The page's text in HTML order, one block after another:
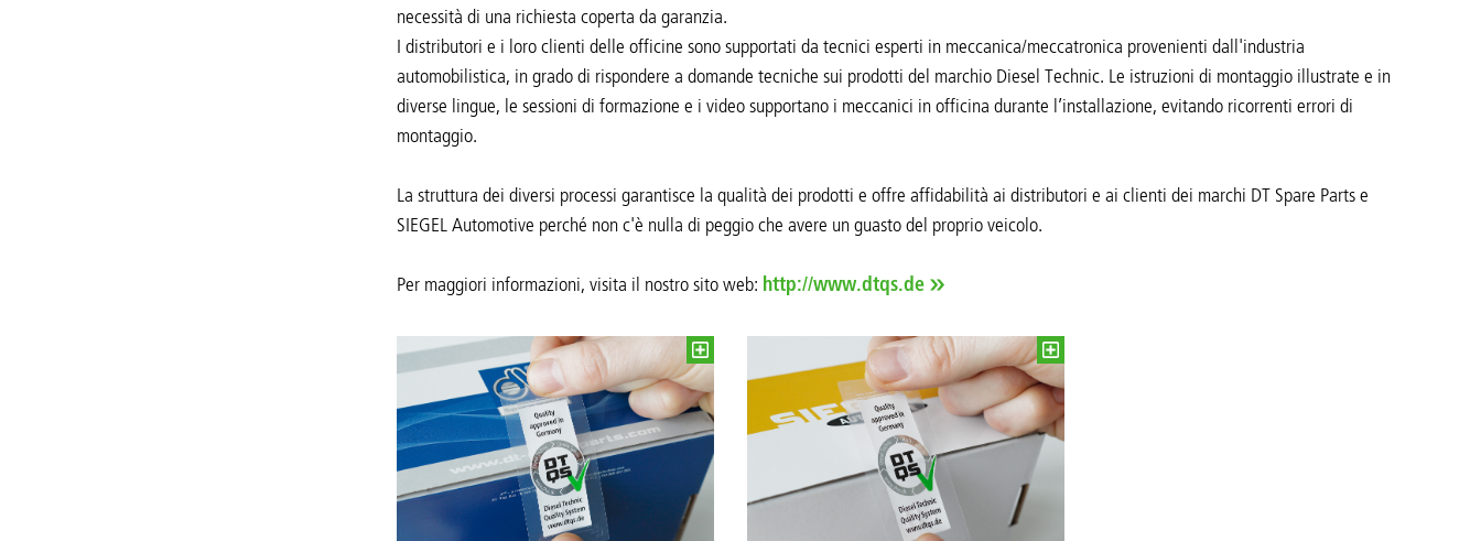
necessità di una richiesta coperta da garanzia.
I distributori e i loro clienti delle officine sono supportati da tecnici esperti in meccanica/meccatronica provenienti dall'industria
automobilistica, in grado di rispondere a domande tecniche sui prodotti del marchio Diesel Technic. Le istruzioni di montaggio illustrate e in
diverse lingue, le sessioni di formazione e i video supportano i meccanici in officina durante l’installazione, evitando ricorrenti errori di
montaggio.
La struttura dei diversi processi garantisce la qualità dei prodotti e offre affidabilità ai distributori e ai clienti dei marchi DT Spare Parts e
SIEGEL Automotive perché non c'è nulla di peggio che avere un guasto del proprio veicolo.
Per maggiori informazioni, visita il nostro sito web: http://www.dtqs.de